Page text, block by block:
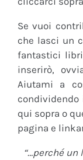
Se vuoi
che lasci un
fantastici
inserirò,
Aiutami a
qui sopra o
pagina e
“…perché